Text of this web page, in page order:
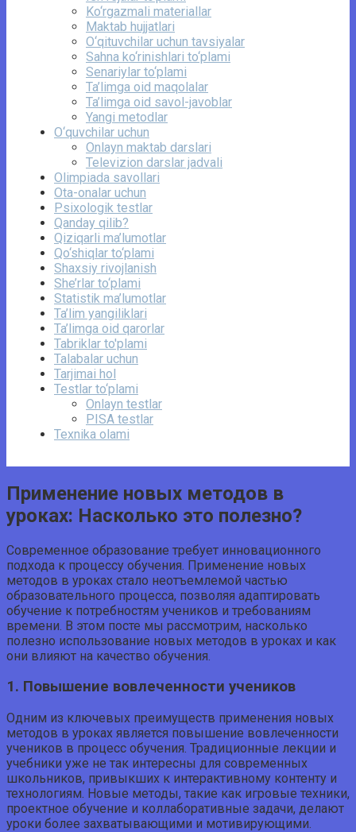
Ko‘rgazmali materiallar
Maktab hujjatlari
O‘qituvchilar uchun tavsiyalar
Sahna ko‘rinishlari to‘plami
Senariylar to‘plami
Ta’limga oid maqolalar
Ta’limga oid savol-javoblar
Yangi metodlar
O‘quvchilar uchun
Onlayn maktab darslari
Televizion darslar jadvali
Olimpiada savollari
Ota-onalar uchun
Psixologik testlar
Qanday qilib?
Qiziqarli ma’lumotlar
Qo‘shiqlar to‘plami
Shaxsiy rivojlanish
She’rlar to‘plami
Statistik ma’lumotlar
Ta’lim yangiliklari
Ta’limga oid qarorlar
Tabriklar to'plami
Talabalar uchun
Tarjimai hol
Testlar to‘plami
Onlayn testlar
PISA testlar
Texnika olami
Применение новых методов в
уроках: Насколько это полезно?
Современное образование требует инновационного
подхода к процессу обучения. Применение новых
методов в уроках стало неотъемлемой частью
образовательного процесса, позволяя адаптировать
обучение к потребностям учеников и требованиям
времени. В этом посте мы рассмотрим, насколько
полезно использование новых методов в уроках и как
они влияют на качество обучения.
1. Повышение вовлеченности учеников
Одним из ключевых преимуществ применения новых
методов в уроках является повышение вовлеченности
учеников в процесс обучения. Традиционные лекции и
учебники уже не так интересны для современных
школьников, привыкших к интерактивному контенту и
технологиям. Новые методы, такие как игровые техники,
проектное обучение и коллаборативные задачи, делают
уроки более захватывающими и мотивирующими.